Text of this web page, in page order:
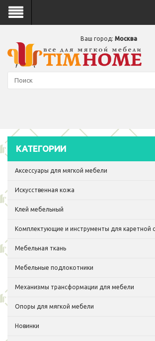
Ваш город: Москва
КАТЕГОРИИ
Аксессуары для мягкой мебели
Искусственная кожа
Клей мебельный
Комплектующие и инструменты для каретной
Мебельная ткань
Мебельные подлокотники
Механизмы трансформации для мебели
Опоры для мягкой мебели
Новинки